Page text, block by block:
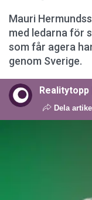
Mauri
med ledarna för
som får agera
genom Sverige.
Realitytopp
Dela